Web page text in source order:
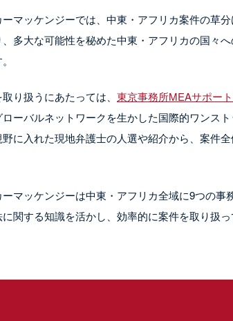
マッケンジーでは、中東・アフリカ案件の草
多大な可能性を秘めた中東・アフリカの国々
り扱うにあたっては、 東京事務所MEAサポー
ローバルネットワークを生かした国際的ワンス
に入れた現地弁護士の人選や紹介から、案件
マッケンジーは中東・アフリカ全域に9つの
関する知識を活かし、効率的に案件を取り扱っ
コーポレ
立、企業買収、事業再編等のほか、各種の企業
担保融資からグローバルな金融取引（複雑か
で、多岐にわたるニーズに対応しています。
地事務所の利用にあたっては、割引レートが適
カーマッケンジーはこれら協力事務所にとって
ベーカーマッケンジーが協働する現地の法律事務
、サービスの品質維持と最適な専門家の選定の
の法律事務所をすでに選定されている場合は、